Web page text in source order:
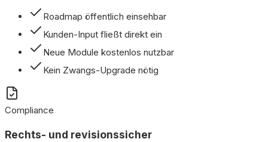
Roadmap öffentlich einsehbar
Kunden-Input fließt direkt ein
Neue Module kostenlos nutzbar
Kein Zwangs-Upgrade nötig
Compliance
Rechts- und revisionssicher